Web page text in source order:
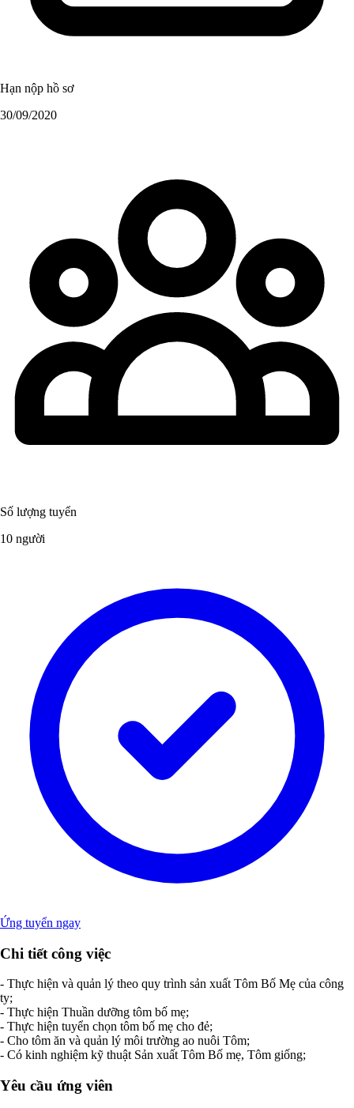
Hạn nộp hồ sơ
30/09/2020
Số lượng tuyển
10 người
Ứng tuyển ngay
Chi tiết công việc
- Thực hiện và quản lý theo quy trình sản xuất Tôm Bố Mẹ của công
ty;
- Thực hiện Thuần dưỡng tôm bố mẹ;
- Thực hiện tuyển chọn tôm bố mẹ cho đẻ;
- Cho tôm ăn và quản lý môi trường ao nuôi Tôm;
- Có kinh nghiệm kỹ thuật Sản xuất Tôm Bố mẹ, Tôm giống;
Yêu cầu ứng viên